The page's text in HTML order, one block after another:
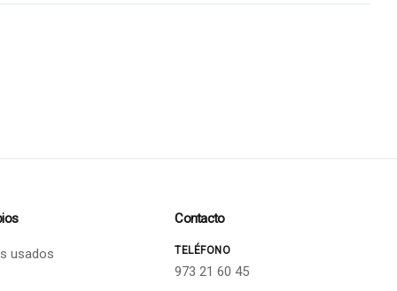
usados
Contacto
TELÉFONO
973 21 60 45